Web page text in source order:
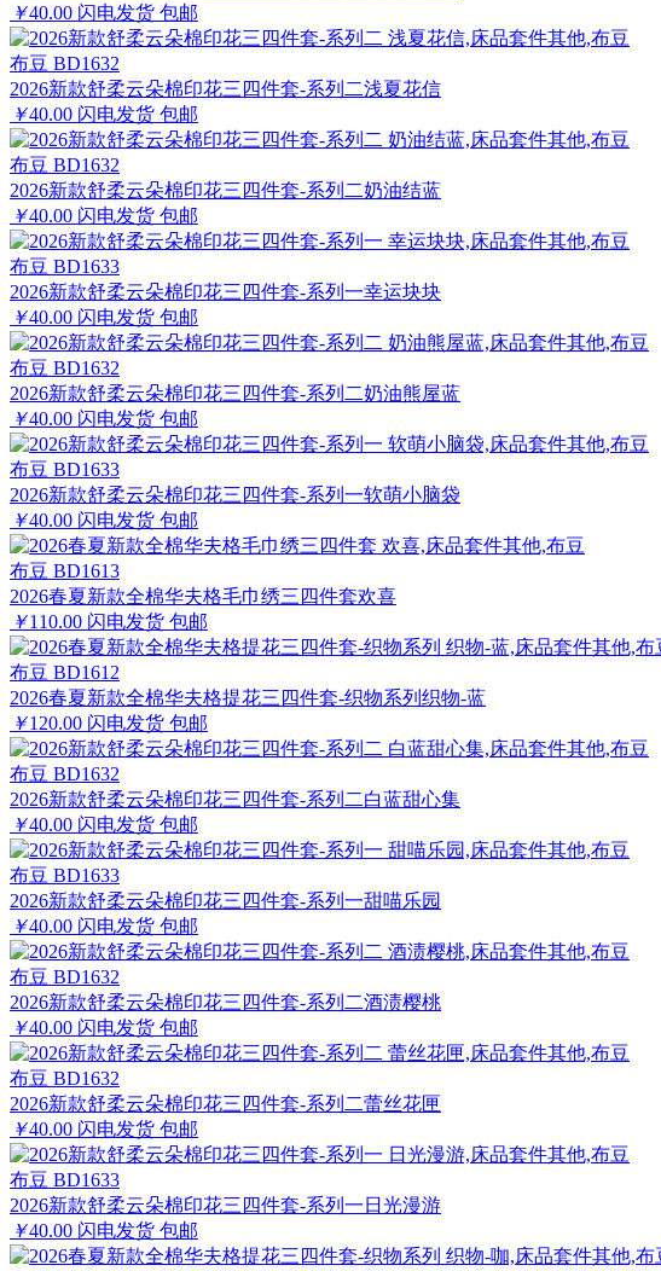
￥40.00 闪电发货 包邮
布豆 BD1632
2026新款舒柔云朵棉印花三四件套-系列二浅夏花信
￥40.00 闪电发货 包邮
布豆 BD1632
2026新款舒柔云朵棉印花三四件套-系列二奶油结蓝
￥40.00 闪电发货 包邮
布豆 BD1633
2026新款舒柔云朵棉印花三四件套-系列一幸运块块
￥40.00 闪电发货 包邮
布豆 BD1632
2026新款舒柔云朵棉印花三四件套-系列二奶油熊屋蓝
￥40.00 闪电发货 包邮
布豆 BD1633
2026新款舒柔云朵棉印花三四件套-系列一软萌小脑袋
￥40.00 闪电发货 包邮
布豆 BD1613
2026春夏新款全棉华夫格毛巾绣三四件套欢喜
￥110.00 闪电发货 包邮
布豆 BD1612
2026春夏新款全棉华夫格提花三四件套-织物系列织物-蓝
￥120.00 闪电发货 包邮
布豆 BD1632
2026新款舒柔云朵棉印花三四件套-系列二白蓝甜心集
￥40.00 闪电发货 包邮
布豆 BD1633
2026新款舒柔云朵棉印花三四件套-系列一甜喵乐园
￥40.00 闪电发货 包邮
布豆 BD1632
2026新款舒柔云朵棉印花三四件套-系列二酒渍樱桃
￥40.00 闪电发货 包邮
布豆 BD1632
2026新款舒柔云朵棉印花三四件套-系列二蕾丝花匣
￥40.00 闪电发货 包邮
布豆 BD1633
2026新款舒柔云朵棉印花三四件套-系列一日光漫游
￥40.00 闪电发货 包邮